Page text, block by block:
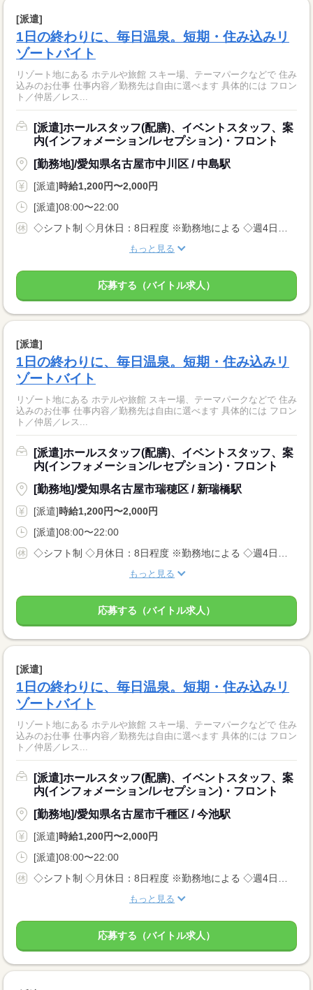
[派遣]
1日の終わりに、毎日温泉。短期・住み込みリ
ゾートバイト
リゾート地にある ホテルや旅館 スキー場、テーマパークなどで 住み
込みのお仕事 仕事内容／勤務先は自由に選べます 具体的には フロン
ト／仲居／レス...
[派遣]ホールスタッフ(配膳)、イベントスタッフ、案
内(インフォメーション/レセプション)・フロント
[勤務地]/愛知県名古屋市中川区 / 中島駅
[派遣]時給1,200円〜2,000円
[派遣]08:00〜22:00
もっと見る
応募する（バイトル求人）
[派遣]
1日の終わりに、毎日温泉。短期・住み込みリ
ゾートバイト
リゾート地にある ホテルや旅館 スキー場、テーマパークなどで 住み
込みのお仕事 仕事内容／勤務先は自由に選べます 具体的には フロン
ト／仲居／レス...
[派遣]ホールスタッフ(配膳)、イベントスタッフ、案
内(インフォメーション/レセプション)・フロント
[勤務地]/愛知県名古屋市瑞穂区 / 新瑞橋駅
[派遣]時給1,200円〜2,000円
[派遣]08:00〜22:00
もっと見る
応募する（バイトル求人）
[派遣]
1日の終わりに、毎日温泉。短期・住み込みリ
ゾートバイト
リゾート地にある ホテルや旅館 スキー場、テーマパークなどで 住み
込みのお仕事 仕事内容／勤務先は自由に選べます 具体的には フロン
ト／仲居／レス...
[派遣]ホールスタッフ(配膳)、イベントスタッフ、案
内(インフォメーション/レセプション)・フロント
[勤務地]/愛知県名古屋市千種区 / 今池駅
[派遣]時給1,200円〜2,000円
[派遣]08:00〜22:00
もっと見る
応募する（バイトル求人）